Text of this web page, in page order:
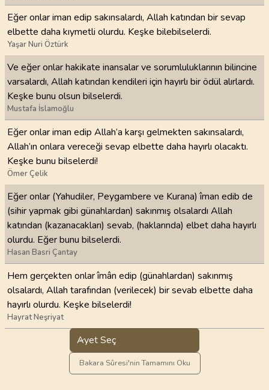
Eğer onlar iman edip sakınsalardı, Allah katından bir sevap
elbette daha kıymetli olurdu. Keşke bilebilselerdi.
Yaşar Nuri Öztürk
Ve eğer onlar hakikate inansalar ve sorumluluklarının bilincine
varsalardı, Allah katından kendileri için hayırlı bir ödül alırlardı.
Keşke bunu olsun bilselerdi.
Mustafa İslamoğlu
Eğer onlar iman edip Allah’a karşı gelmekten sakınsalardı,
Allah’ın onlara vereceği sevap elbette daha hayırlı olacaktı.
Keşke bunu bilselerdi!
Ömer Çelik
Eğer onlar (Yahudiler, Peygambere ve Kurana) îman edib de
(sihir yapmak gibi günahlardan) sakınmış olsalardı Allah
katından (kazanacakları) sevab, (haklarında) elbet daha hayırlı
olurdu. Eğer bunu bilselerdi.
Hasan Basri Çantay
Hem gerçekten onlar îmân edip (günahlardan) sakınmış
olsalardı, Allah tarafından (verilecek) bir sevab elbette daha
hayırlı olurdu. Keşke bilselerdi!
Hayrat Neşriyat
Ayet Seç
Bakara Sûresi'nin Tamamını Oku